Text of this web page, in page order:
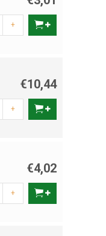
+
€10,44
+
€4,02
+